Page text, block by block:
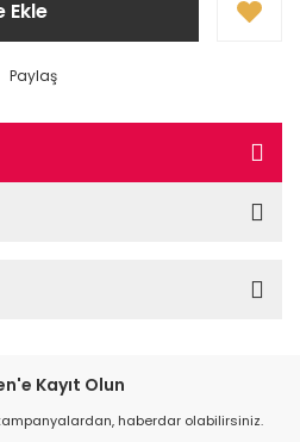
Ekle
Paylaş
Kayıt Olun
haberdar olabilirsiniz.